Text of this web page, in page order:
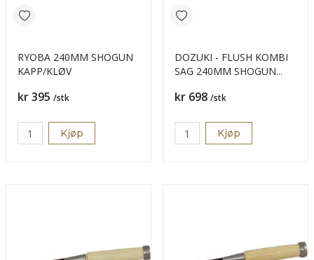
RYOBA 240MM SHOGUN
KAPP/KLØV
Pris
kr 395 /stk
Kjøp
DOZUKI - FLUSH KOMBI
SAG 240MM SHOGUN
Pris
kr 698 /stk
Kjøp